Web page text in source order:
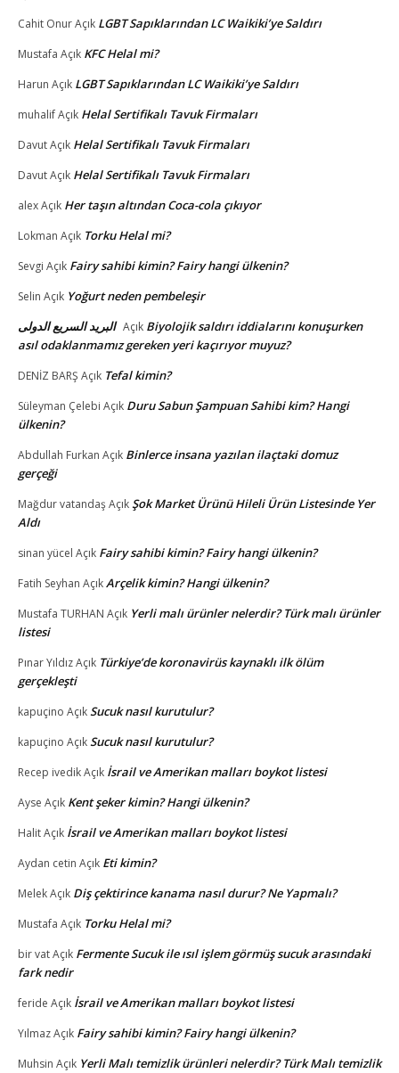
Cahit OnurAçık LGBT Sapıklarından LC Waikiki’ye Saldırı
Mustafa Açık KFC Helal mi?
Harun Açık LGBT Sapıklarından LC Waikiki’ye Saldırı
muhalifAçık Helal Sertifikalı Tavuk Firmaları
DavutAçık Helal Sertifikalı Tavuk Firmaları
DavutAçık Helal Sertifikalı Tavuk Firmaları
alexAçık Her taşın altından Coca-cola çıkıyor
Lokman Açık Torku Helal mi?
Sevgi Açık Fairy sahibi kimin? Fairy hangi ülkenin?
Selin Açık Yoğurt neden pembeleşir
البريد السريع الدولى Açık Biyolojik saldırı iddialarını konuşurken
asıl odaklanmamız gereken yeri kaçırıyor muyuz?
DENİZ BARŞ Açık Tefal kimin?
Süleyman Çelebi Açık Duru Sabun Şampuan Sahibi kim? Hangi
ülkenin?
Abdullah Furkan Açık Binlerce insana yazılan ilaçtaki domuz
gerçeği
Mağdur vatandaşAçıkŞok Market Ürünü Hileli Ürün Listesinde Yer
Aldı
sinan yücel Açık Fairy sahibi kimin? Fairy hangi ülkenin?
Fatih Seyhan AçıkArçelik kimin? Hangi ülkenin?
Mustafa TURHAN Açık Yerli malı ürünler nelerdir? Türk malı ürünler
listesi
Pınar YıldızAçık Türkiye’de koronavirüs kaynaklı ilk ölüm
gerçekleşti
kapuçino AçıkSucuk nasıl kurutulur?
kapuçino AçıkSucuk nasıl kurutulur?
Recep ivedikAçık İsrail ve Amerikan malları boykot listesi
Ayse Açık Kent şeker kimin? Hangi ülkenin?
HalitAçık İsrail ve Amerikan malları boykot listesi
Aydan cetin Açık Eti kimin?
MelekAçık Diş çektirince kanama nasıl durur? Ne Yapmalı?
Mustafa Açık Torku Helal mi?
bir vatAçık Fermente Sucuk ile ısıl işlem görmüş sucuk arasındaki
fark nedir
feride Açık İsrail ve Amerikan malları boykot listesi
YılmazAçık Fairy sahibi kimin? Fairy hangi ülkenin?
Muhsin Açık Yerli Malı temizlik ürünleri nelerdir? Türk Malı temizlik